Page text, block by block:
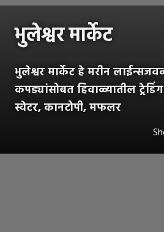
भुलेश्वर मार्केट
भुलेश्वर मार्केट हे मरीन
कपड्यांसोबत हिवाळ्यातील
स्वेटर, कानटोपी, मफलर